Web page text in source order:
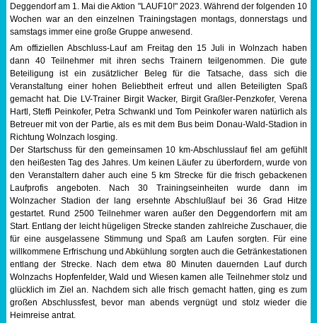
Deggendorf am 1. Mai die Aktion "LAUF10!" 2023. Während der folgenden 10
Wochen war an den einzelnen Trainingstagen montags, donnerstags und
samstags immer eine große Gruppe anwesend.
Am offiziellen Abschluss-Lauf am Freitag den 15 Juli in Wolnzach haben
dann 40 Teilnehmer mit ihren sechs Trainern teilgenommen. Die gute
Beteiligung ist ein zusätzlicher Beleg für die Tatsache, dass sich die
Veranstaltung einer hohen Beliebtheit erfreut und allen Beteiligten Spaß
gemacht hat. Die LV-Trainer Birgit Wacker, Birgit Graßler-Penzkofer, Verena
Hartl, Steffi Peinkofer, Petra Schwankl und Tom Peinkofer waren natürlich als
Betreuer mit von der Partie, als es mit dem Bus beim Donau-Wald-Stadion in
Richtung Wolnzach losging.
Der Startschuss für den gemeinsamen 10 km-Abschlusslauf fiel am gefühlt
den heißesten Tag des Jahres. Um keinen Läufer zu überfordern, wurde von
den Veranstaltern daher auch eine 5 km Strecke für die frisch gebackenen
Laufprofis angeboten. Nach 30 Trainingseinheiten wurde dann im
Wolnzacher Stadion der lang ersehnte Abschlußlauf bei 36 Grad Hitze
gestartet. Rund 2500 Teilnehmer waren außer den Deggendorfern mit am
Start. Entlang der leicht hügeligen Strecke standen zahlreiche Zuschauer, die
für eine ausgelassene Stimmung und Spaß am Laufen sorgten. Für eine
willkommene Erfrischung und Abkühlung sorgten auch die Getränkestationen
entlang der Strecke. Nach dem etwa 80 Minuten dauernden Lauf durch
Wolnzachs Hopfenfelder, Wald und Wiesen kamen alle Teilnehmer stolz und
glücklich im Ziel an. Nachdem sich alle frisch gemacht hatten, ging es zum
großen Abschlussfest, bevor man abends vergnügt und stolz wieder die
Heimreise antrat.